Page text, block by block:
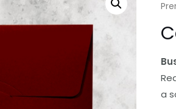
a